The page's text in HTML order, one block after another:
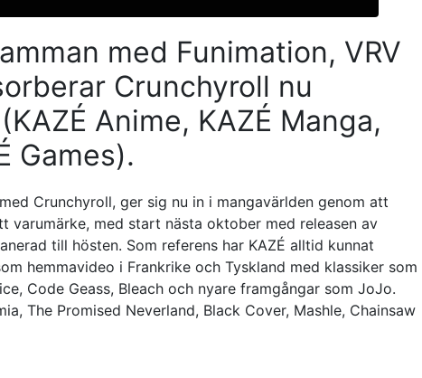
med Funimation, VRV
Crunchyroll nu
Anime, KAZÉ Manga,
Games).
Crunchyroll, ger sig nu in i mangavärlden genom att
varumärke, med start nästa oktober med releasen av
till hösten. Som referens har KAZÉ alltid kunnat
hemmavideo i Frankrike och Tyskland med klassiker som
Code Geass, Bleach och nyare framgångar som JoJo.
The Promised Neverland, Black Cover, Mashle, Chainsaw